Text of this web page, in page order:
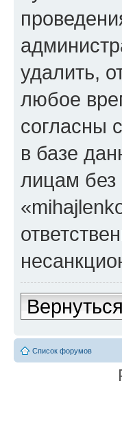
удалить,
любое
согласны
в базе
лицам
Список форумов